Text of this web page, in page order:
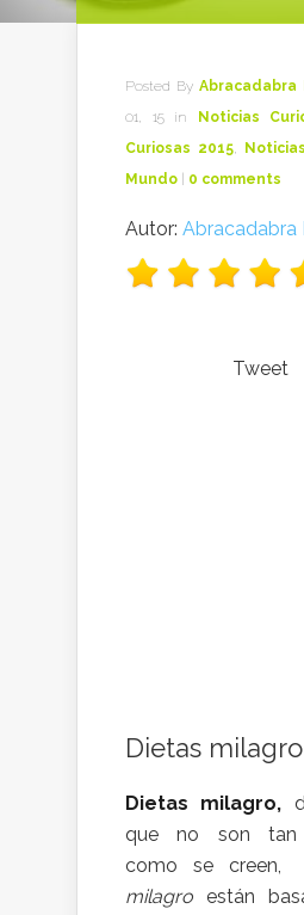
Posted By Abracadabra
01, 15 in
Noticias
Curiosas 2015,
Mundo
0 comments
Autor: Abracadabra
Tweet
Dietas milagro
Dietas milagro,
que no son tan
como se creen,
milagro están